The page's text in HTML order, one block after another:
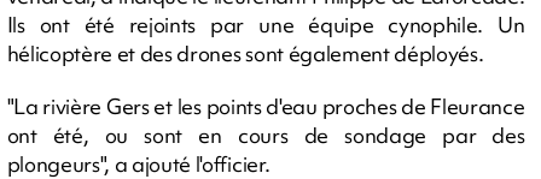
Ils ont été rejoints par une équipe cynophile. Un
hélicoptère et des drones sont également déployés.
"La rivière Gers et les points d'eau proches de Fleurance
ont été, ou sont en cours de sondage par des
plongeurs", a ajouté l'officier.